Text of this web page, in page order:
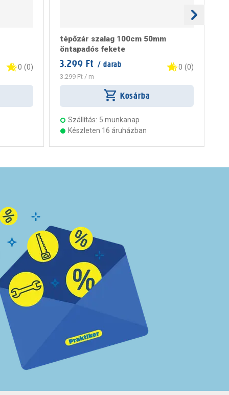
0 (0)
tépőzár szalag 100cm 50mm
öntapadós fekete
3.299 Ft / darab
3.299 Ft/ m
0 (0)
Kosárba
Szállítás: 5 munkanap
Készleten 16 áruházban